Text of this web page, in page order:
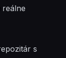
s